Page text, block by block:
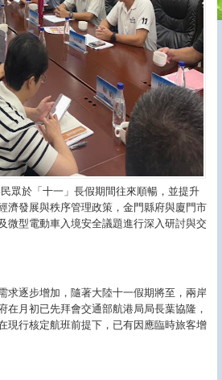
眾於「十一」長假期間往來順暢，並提升
濟發展與秩序管理政策，金門縣府與廈門市
微型電動車入境安全議題進行深入研討與交
求逐步增加，隨著大陸十一假期將至，兩岸
月初已先拜會交通部航港局局長葉協隆，
現行核定航班前提下，已有因應臨時旅客增